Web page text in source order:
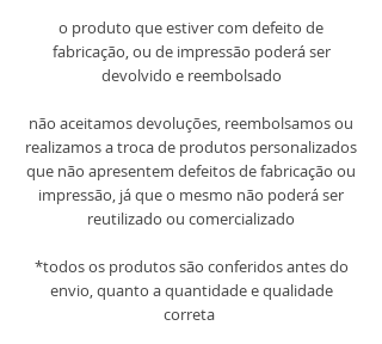
o produto que estiver com defeito de
fabricação, ou de impressão poderá ser
devolvido e reembolsado
não aceitamos devoluções, reembolsamos ou
realizamos a troca de produtos personalizados
que não apresentem defeitos de fabricação ou
impressão, já que o mesmo não poderá ser
reutilizado ou comercializado
*todos os produtos são conferidos antes do
envio, quanto a quantidade e qualidade
correta